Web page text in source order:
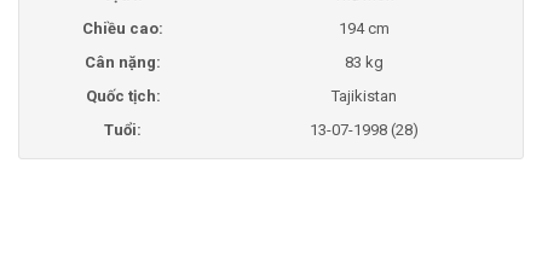
Chiều cao:
194 cm
Cân nặng:
83 kg
Quốc tịch:
Tajikistan
Tuổi:
13-07-1998 (28)